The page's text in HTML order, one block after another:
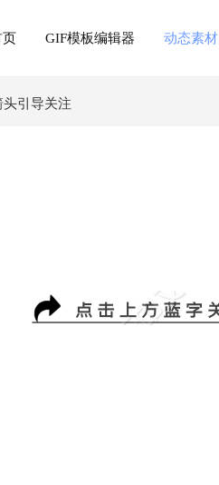
页 GIF模板编辑器 动态素材
引导关注